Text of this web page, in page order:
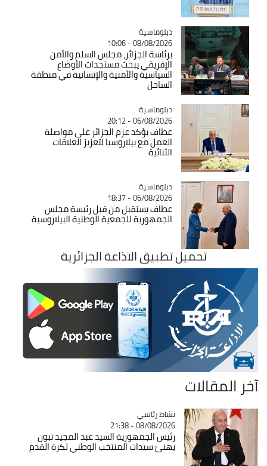
Catégorie
دبلوماسية
08/08/2026 - 10:06
برئاسة الجزائر، مجلس السلم والأمن
الإفريقي يبحث مستجدات الأوضاع
السياسية والأمنية والإنسانية في منطقة
الساحل
Catégorie
دبلوماسية
06/08/2026 - 20:12
عطاف يؤكد عزم الجزائر على مواصلة
العمل مع بيلاروسيا لتعزيز العلاقات
الثنائية
Catégorie
دبلوماسية
06/08/2026 - 18:37
عطاف يستقبل من قبل رئيسة مجلس
الجمهورية للجمعية الوطنية البيلاروسية
تحميل تطبيق الاذاعة الجزائرية
آخر المقالات
Catégorie
نشاط رئاسي
08/08/2026 - 21:38
رئيس الجمهورية السيد عبد المجيد تبون
يهنئ سيدات المنتخب الوطني لكرة القدم